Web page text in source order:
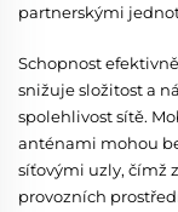
partnerskými
Schopnost
snižuje složitost a
spolehlivost sítě.
anténami mohou
síťovými uzly, čímž
provozních